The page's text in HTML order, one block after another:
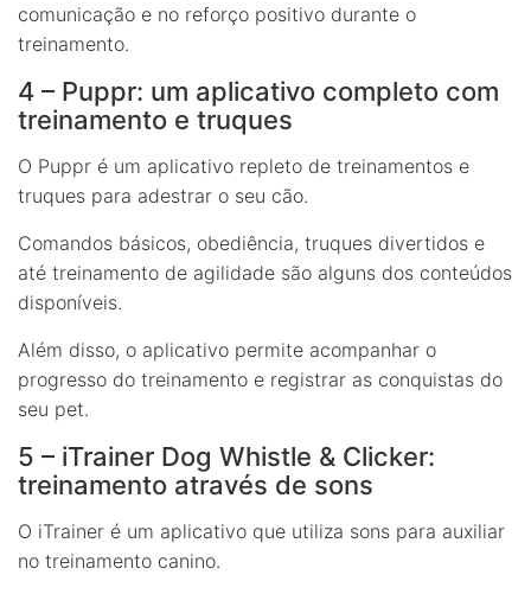
comunicação e no reforço positivo durante o
treinamento.
4 – Puppr: um aplicativo completo com
treinamento e truques
O Puppr é um aplicativo repleto de treinamentos e
truques para adestrar o seu cão.
Comandos básicos, obediência, truques divertidos e
até treinamento de agilidade são alguns dos conteúdos
disponíveis.
Além disso, o aplicativo permite acompanhar o
progresso do treinamento e registrar as conquistas do
seu pet.
5 – iTrainer Dog Whistle & Clicker:
treinamento através de sons
O iTrainer é um aplicativo que utiliza sons para auxiliar
no treinamento canino.